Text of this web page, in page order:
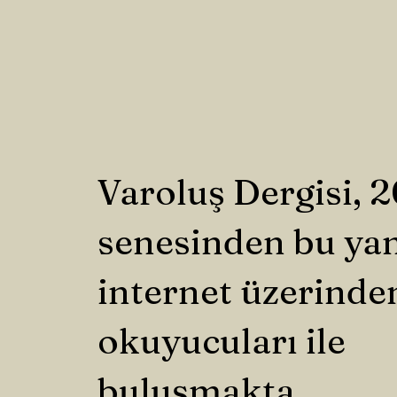
Varoluş Dergisi,
senesinden bu
internet
okuyucuları ile